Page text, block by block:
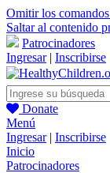
Omitir los
Saltar al contenido
Patrocinadores
Ingresar| Inscribirse
Donate
Menú
Ingresar| Inscribirse
Inicio
Patrocinadores